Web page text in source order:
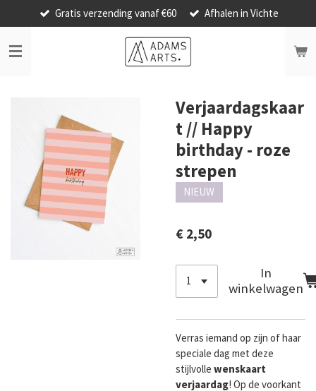
direct
naar
de
Gratis verzending vanaf €60 Afhalen in Vichte
Verjaardagskaar
t // Happy
birthday - roze
strepen
NIEUW
€ 2,50
In
winkelwagen
Verras iemand op zijn of haar
speciale dag met deze
stijlvolle wenskaart
verjaardag! Op de voorkant